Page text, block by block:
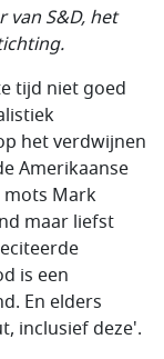
S&D, het
tijd niet goed
het verdwijnen
Amerikaanse
mots Mark
maar liefst
is een
En elders
inclusief deze'.